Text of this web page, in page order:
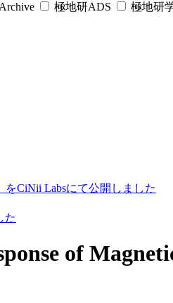
極地研ADS 極地研
をCiNii Labsにて公開しました
た
of